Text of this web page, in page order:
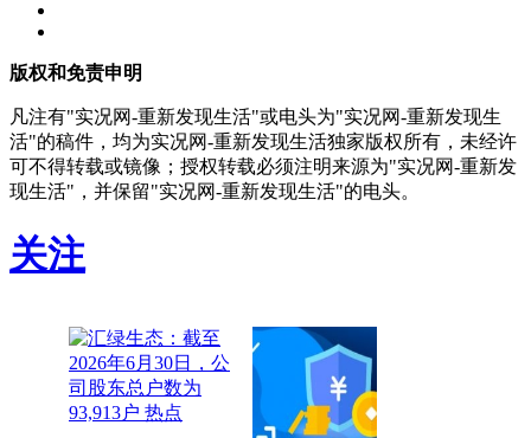
版权和免责申明
凡注有"实况网-重新发现生活"或电头为"实况网-重新发现生
活"的稿件，均为实况网-重新发现生活独家版权所有，未经许
可不得转载或镜像；授权转载必须注明来源为"实况网-重新发
现生活"，并保留"实况网-重新发现生活"的电头。
关注